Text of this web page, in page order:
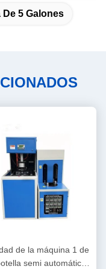
5 Galones
de la máquina 1 de
semi automática